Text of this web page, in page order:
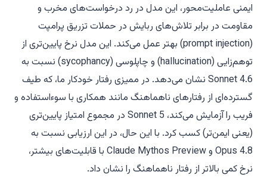
ایمنی عاملیت‌محور، این مدل در رد درخواست‌های مخرب و
مقاومت در برابر تلاش‌های ربایش در حملات تزریق پرامپت
(prompt injection) بهتر عمل می‌کند. این مدل نرخ پایین‌تری از
توهم‌زایی (hallucination) و چاپلوسی (sycophancy) نسبت به
Sonnet 4.6 نشان می‌دهد. در ممیزی رفتار خودکار ما، که طیف
گسترده‌ای از رفتارهای ناهماهنگ مانند همکاری با سوءاستفاده و
فریب را آزمایش می‌کند، Sonnet 5 در مجموع امتیاز پایین‌تری
(یعنی ایمن‌تر) کسب کرد. با این حال، در این ارزیابی نسبت به
Opus 4.8 و Claude Mythos Preview با قابلیت‌های بیشتر،
نرخ کمی بالاتر از رفتار ناهماهنگ را نشان داد.